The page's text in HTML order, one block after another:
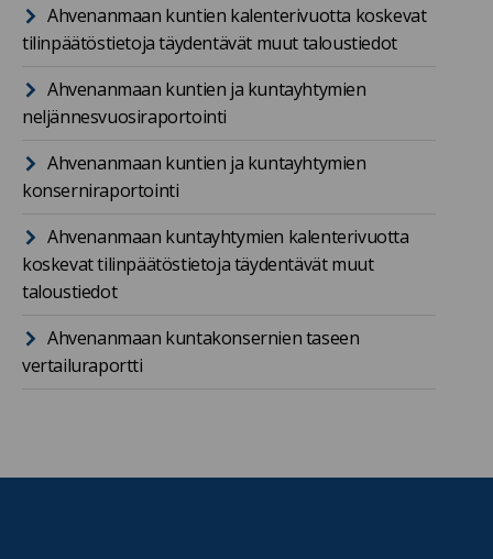
Ahvenanmaan kuntien kalenterivuotta koskevat
tilinpäätöstietoja täydentävät muut taloustiedot
Ahvenanmaan kuntien ja kuntayhtymien
neljännesvuosiraportointi
Ahvenanmaan kuntien ja kuntayhtymien
konserniraportointi
Ahvenanmaan kuntayhtymien kalenterivuotta
koskevat tilinpäätöstietoja täydentävät muut
taloustiedot
Ahvenanmaan kuntakonsernien taseen
vertailuraportti